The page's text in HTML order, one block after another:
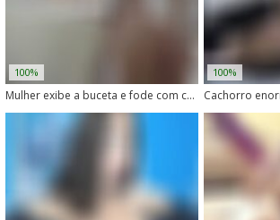
100%
Mulher exibe a buceta e fode com cachorro na rua
100%